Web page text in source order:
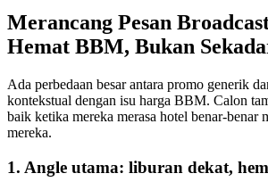
Merancang Pesan
Hemat BBM, Bukan
Ada perbedaan besar antara promo generik
kontekstual dengan isu harga BBM. Calon
baik ketika mereka merasa hotel benar-benar
mereka.
1. Angle utama: liburan dekat,